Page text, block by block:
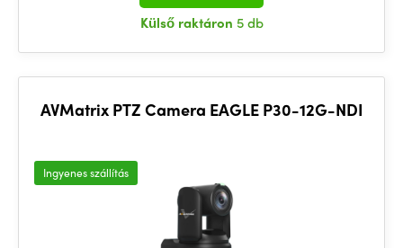
Külső raktáron 5 db
AVMatrix PTZ Camera EAGLE P30-12G-NDI
Ingyenes szállítás